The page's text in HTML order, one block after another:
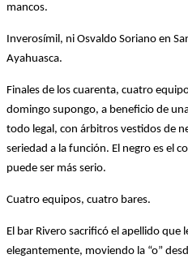
mancos.
Inverosímil, ni Osvaldo Soriano en
Ayahuasca.
Finales de los cuarenta, cuatro
domingo supongo, a beneficio de
todo legal, con árbitros vestidos de
seriedad a la función. El negro es el
puede ser más serio.
Cuatro equipos, cuatro bares.
El bar Rivero sacrificó el apellido
elegantemente, moviendo la “o”